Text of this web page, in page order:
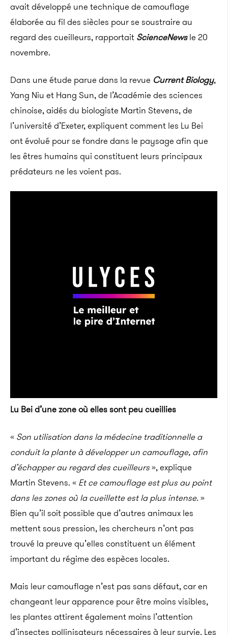
avait développé une technique de camouflage
élaborée au fil des siècles pour se soustraire au
regard des cueilleurs, rapportait ScienceNewsle 20
novembre.
Dans une étude parue dans la revue Current Biology,
Yang Niu et Hang Sun, de l’Académie des sciences
chinoise, aidés du biologiste Martin Stevens, de
l’université d’Exeter, expliquent comment les Lu Bei
ont évolué pour se fondre dans le paysage afin que
les êtres humains qui constituent leurs principaux
prédateurs ne les voient pas.
Lu Bei d’une zone où elles sont peu cueillies
« Son utilisation dans la médecine traditionnelle a
conduit la plante à développer un camouflage, afin
d’échapper au regard des cueilleurs», explique
Martin Stevens. « Et ce camouflage est plus au point
dans les zones où la cueillette est la plus intense.»
Bien qu’il soit possible que d’autres animaux les
mettent sous pression, les chercheurs n’ont pas
trouvé la preuve qu’elles constituent un élément
important du régime des espèces locales.
Mais leur camouflage n’est pas sans défaut, car en
changeant leur apparence pour être moins visibles,
les plantes attirent également moins l’attention
d’insectes pollinisateurs nécessaires à leur survie. Les